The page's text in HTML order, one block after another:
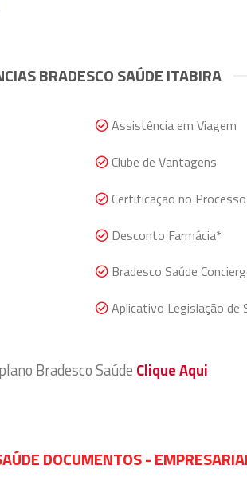
BRADESCO SAÚDE ITABIRA
Assistência em Viagem
Clube de Vantagens
Certificação no
Desconto Farmácia*
Bradesco Saúde
Aplicativo Legislação de
Bradesco Saúde Clique Aqui
DOCUMENTOS -